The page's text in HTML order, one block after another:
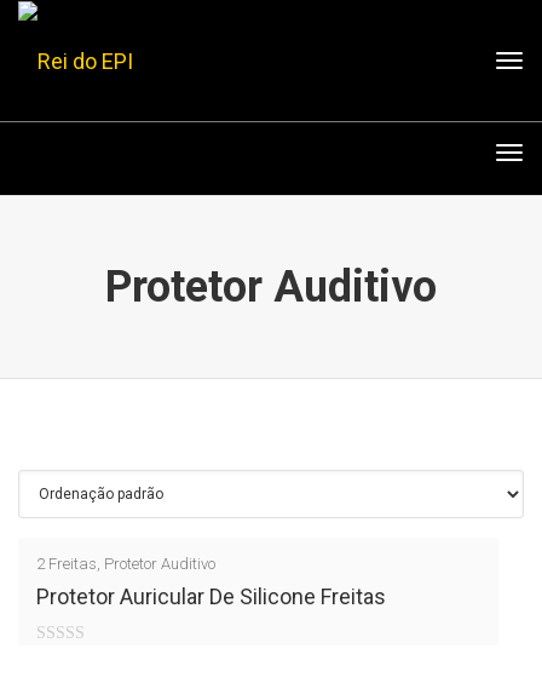
Protetor Auditivo
2 Freitas, Protetor Auditivo
Protetor Auricular De Silicone Freitas